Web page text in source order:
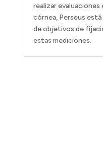
realizar evaluaciones
córnea, Perseus
de objetivos de
estas mediciones.